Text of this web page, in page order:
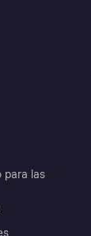
para las